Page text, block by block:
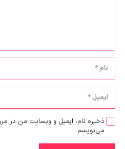
ذخیره نام، ایمیل و وبسایت من در
می‌نویسم.